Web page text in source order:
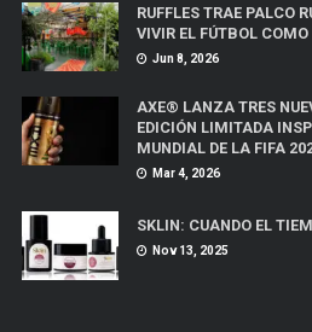
RUFFLES TRAE PALCO
VIVIR EL FÚTBOL
Jun 8, 2026
AXE® LANZA TRES
EDICIÓN LIMITADA
MUNDIAL DE LA FIFA
Mar 4, 2026
SKLIN: CUANDO EL
Nov 13, 2025